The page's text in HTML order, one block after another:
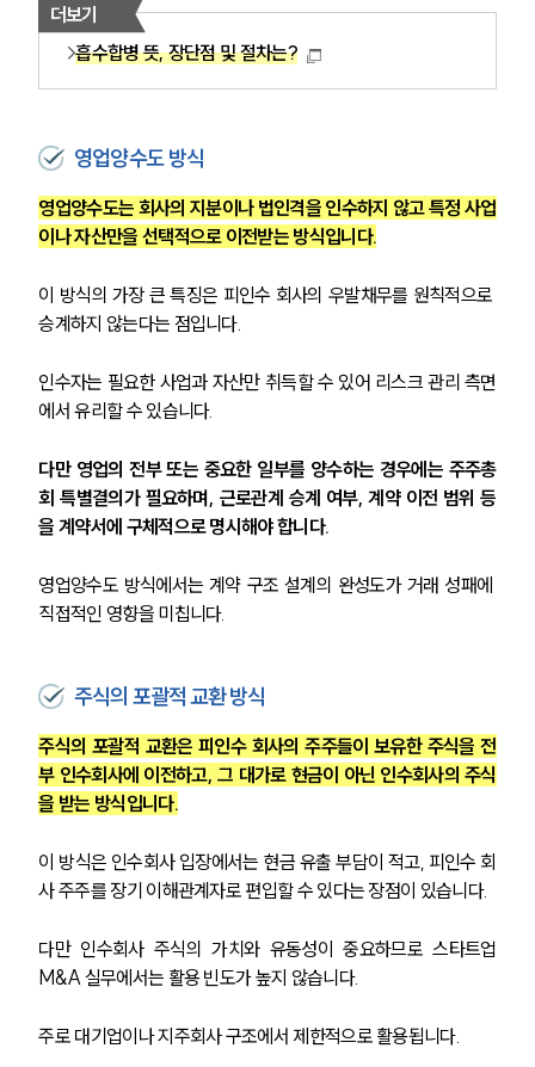
더보기
흡수합병 뜻, 장단점 및 절차는?
영업양수도 방식
영업양수도는 회사의 지분이나 법인격을 인수하지 않고 특정 사업
이나 자산만을 선택적으로 이전받는 방식입니다.
이 방식의 가장 큰 특징은 피인수 회사의 우발채무를 원칙적으로
승계하지 않는다는 점입니다.
인수자는 필요한 사업과 자산만 취득할 수 있어 리스크 관리 측면
에서 유리할 수 있습니다.
다만 영업의 전부 또는 중요한 일부를 양수하는 경우에는 주주총
회 특별결의가 필요하며, 근로관계 승계 여부, 계약 이전 범위 등
을 계약서에 구체적으로 명시해야 합니다.
영업양수도 방식에서는 계약 구조 설계의 완성도가 거래 성패에
직접적인 영향을 미칩니다.
주식의 포괄적 교환 방식
주식의 포괄적 교환은 피인수 회사의 주주들이 보유한 주식을 전
부 인수회사에 이전하고, 그 대가로 현금이 아닌 인수회사의 주식
을 받는 방식입니다.
이 방식은 인수회사 입장에서는 현금 유출 부담이 적고, 피인수 회
사 주주를 장기 이해관계자로 편입할 수 있다는 장점이 있습니다.
다만 인수회사 주식의 가치와 유동성이 중요하므로 스타트업
M&A 실무에서는 활용 빈도가 높지 않습니다.
주로 대기업이나 지주회사 구조에서 제한적으로 활용됩니다.